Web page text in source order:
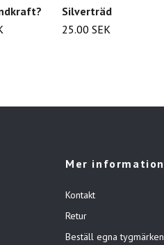
Silverträd
25.00 SEK
Mer information
Kontakt
Retur
Beställ egna tygmärken